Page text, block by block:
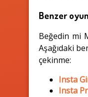
Benzer
Beğedin mi
Aşağıdaki
çekinme:
Insta
Insta